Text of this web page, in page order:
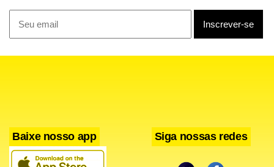
O engenheiro agrônomo e ex-presidente da Câmara de
Sampaio foi assassinado à queima-roupa dentro do carro,
Baixe nosso app Siga nossas redes